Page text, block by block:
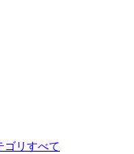
ゴリすべて